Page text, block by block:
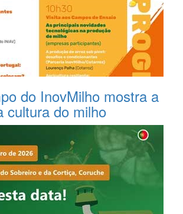
do InovMilho mostra a
cultura do milho